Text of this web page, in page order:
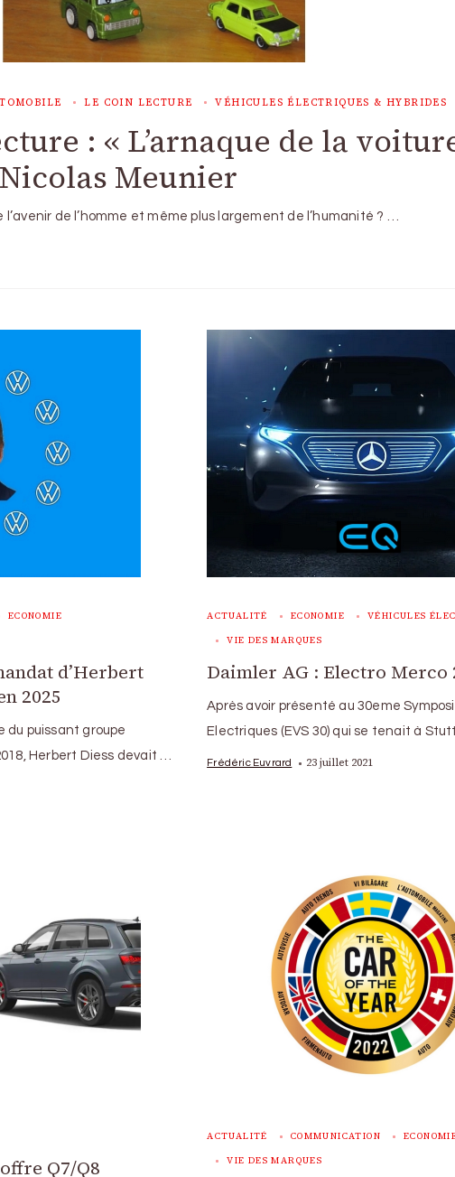
LE COIN LECTURE VÉHICULES ÉLECTRIQUES & HYBRIDES
: « L’arnaque de la
Meunier
de l’homme et même plus largement de l’humanité ? …
ECONOMIE
d’Herbert
2025
du puissant groupe
Herbert Diess devait …
ACTUALITÉ ECONOMIE VÉHICULES
VIE DES MARQUES
Daimler AG : Electro Merco
Après avoir présenté au 30eme
Electriques (EVS 30) qui se tenait à
Frédéric Euvrard 23 juillet 2021
Q7/Q8
ACTUALITÉ COMMUNICATION
VIE DES MARQUES